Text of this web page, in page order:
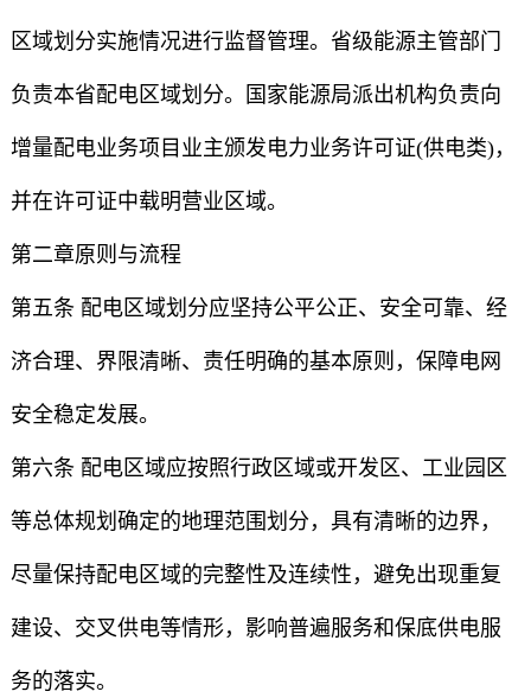
区域划分实施情况进行监督管理。省级能源主管部门
负责本省配电区域划分。国家能源局派出机构负责向
增量配电业务项目业主颁发电力业务许可证(供电类)，
并在许可证中载明营业区域。
第二章原则与流程
第五条 配电区域划分应坚持公平公正、安全可靠、经
济合理、界限清晰、责任明确的基本原则，保障电网
安全稳定发展。
第六条 配电区域应按照行政区域或开发区、工业园区
等总体规划确定的地理范围划分，具有清晰的边界，
尽量保持配电区域的完整性及连续性，避免出现重复
建设、交叉供电等情形，影响普遍服务和保底供电服
务的落实。